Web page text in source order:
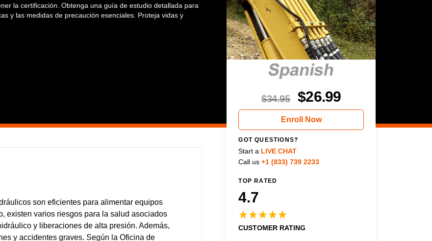
la certificación. Obtenga una guía de estudio detallada para
y las medidas de precaución esenciales. Proteja vidas y
son eficientes para alimentar equipos
existen varios riesgos para la salud asociados
y liberaciones de alta presión. Además,
y accidentes graves. Según la Oficina de
$34.95 $26.99
Enroll Now
GOT QUESTIONS?
Start a LIVE CHAT
Call us +1 (833) 739 2233
TOP RATED
4.7
CUSTOMER RATING